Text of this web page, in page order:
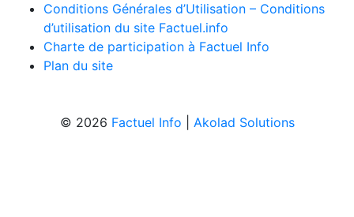
Conditions Générales d’Utilisation – Conditions
d’utilisation du site Factuel.info
Charte de participation à Factuel Info
Plan du site
© 2026 Factuel Info Akolad Solutions